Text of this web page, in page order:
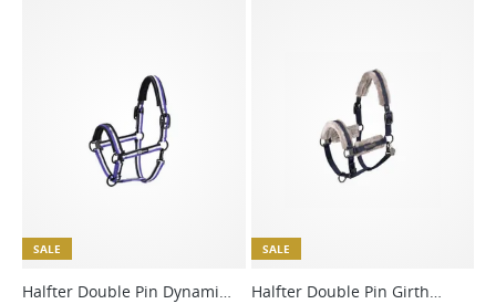
SALE
Halfter Double Pin Dynamic
SALE
Halfter Double Pin Girth